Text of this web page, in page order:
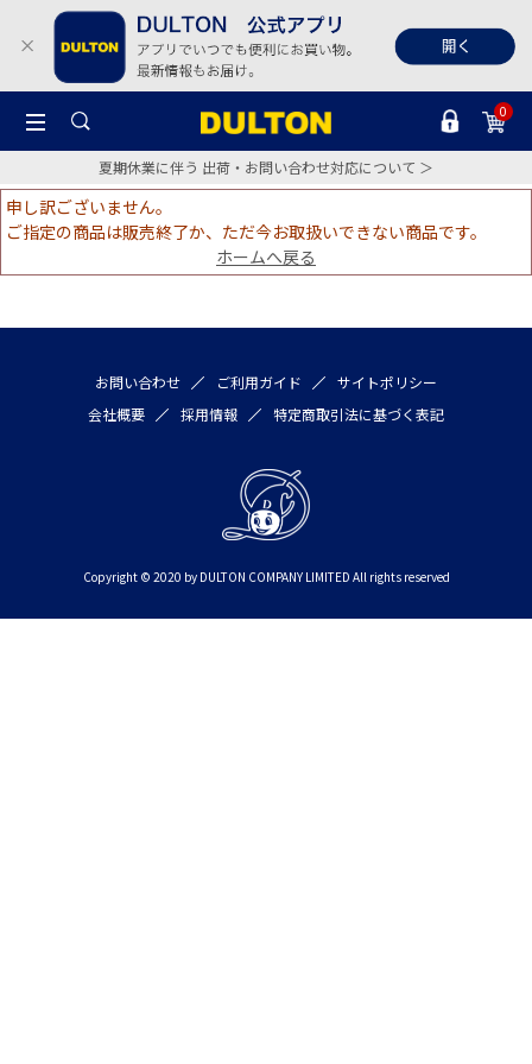
0
夏期休業に伴う 出荷・お問い合わせ対応について ＞
申し訳ございません。
ご指定の商品は販売終了か、ただ今お取扱いできない商品です。
ホームへ戻る
お問い合わせ ご利用ガイド
サイトポリシー
会社概要
採用情報 特定商取引法に基づく表記
Copyright © 2020 by DULTON COMPANY LIMITED All rights reserved